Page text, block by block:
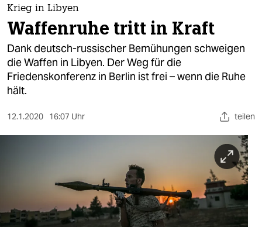
themen
politik
öko
gesellschaft
kultur
sport
wahrheit
Krieg in Libyen
Waffenruhe tritt in Kraft
Dank deutsch-russischer Bemühungen schweigen
die Waffen in Libyen. Der Weg für die
Friedenskonferenz in Berlin ist frei – wenn die Ruhe
hält.
12.1.2020 16:07 Uhr teilen